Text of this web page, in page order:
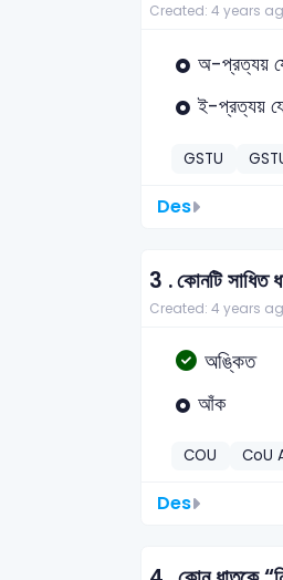
Created: 4 years
অ-প্রত্যয়
ই-প্রত্যয়
GSTU
Des
3 .কোনটি সাধিত
Created: 4 years
অঙ্কিত
আঁক
COU CoU
Des